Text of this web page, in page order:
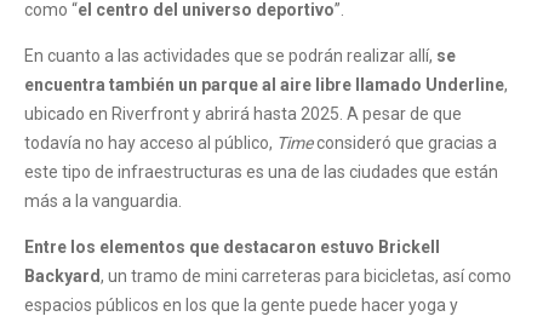
como “el centro del universo deportivo”.
En cuanto a las actividades que se podrán realizar allí, se
encuentra también un parque al aire libre llamado Underline,
ubicado en Riverfront y abrirá hasta 2025. A pesar de que
todavía no hay acceso al público, Timeconsideró que gracias a
este tipo de infraestructuras es una de las ciudades que están
más a la vanguardia.
Entre los elementos que destacaron estuvo Brickell
Backyard, un tramo de mini carreteras para bicicletas, así como
espacios públicos en los que la gente puede hacer yoga y